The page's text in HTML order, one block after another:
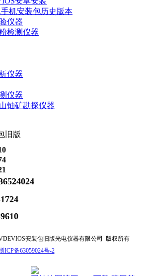
机安装包历史版本
仪器
粉检测仪器
仪器
仪器
山铀矿勘探仪器
旧版
安装包旧版光电仪器有限公司 版权所有
ICP备63059024号-2